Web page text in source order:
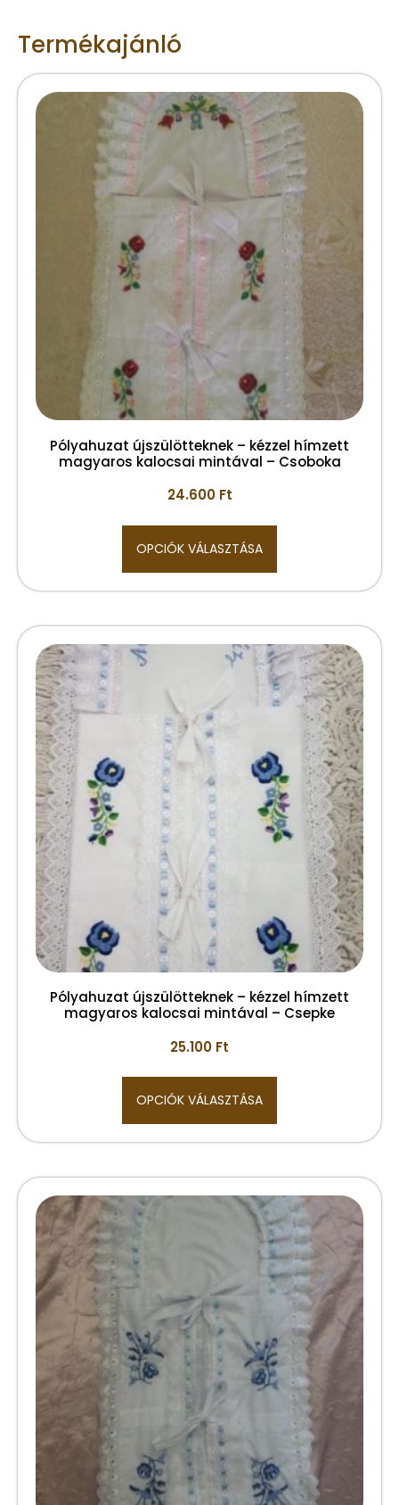
Termékajánló
Pólyahuzat újszülötteknek – kézzel hímzett
magyaros kalocsai mintával – Csoboka
24.600 Ft
OPCIÓK VÁLASZTÁSA
Pólyahuzat újszülötteknek – kézzel hímzett
magyaros kalocsai mintával – Csepke
25.100 Ft
OPCIÓK VÁLASZTÁSA